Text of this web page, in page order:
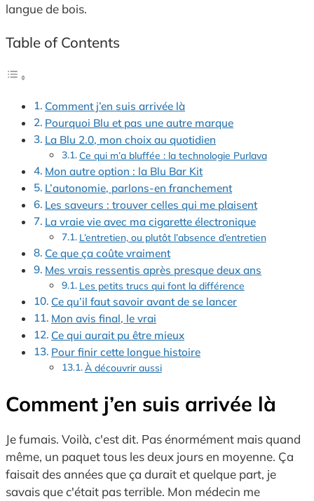
langue de bois.
Table of Contents
Comment j’en suis arrivée là
Pourquoi Blu et pas une autre marque
La Blu 2.0, mon choix au quotidien
Ce qui m’a bluffée : la technologie Purlava
Mon autre option : la Blu Bar Kit
L’autonomie, parlons-en franchement
Les saveurs : trouver celles qui me plaisent
La vraie vie avec ma cigarette électronique
L’entretien, ou plutôt l’absence d’entretien
Ce que ça coûte vraiment
Mes vrais ressentis après presque deux ans
Les petits trucs qui font la différence
Ce qu’il faut savoir avant de se lancer
Mon avis final, le vrai
Ce qui aurait pu être mieux
Pour finir cette longue histoire
À découvrir aussi
Comment j’en suis arrivée là
Je fumais. Voilà, c'est dit. Pas énormément mais quand
même, un paquet tous les deux jours en moyenne. Ça
faisait des années que ça durait et quelque part, je
savais que c'était pas terrible. Mon médecin me